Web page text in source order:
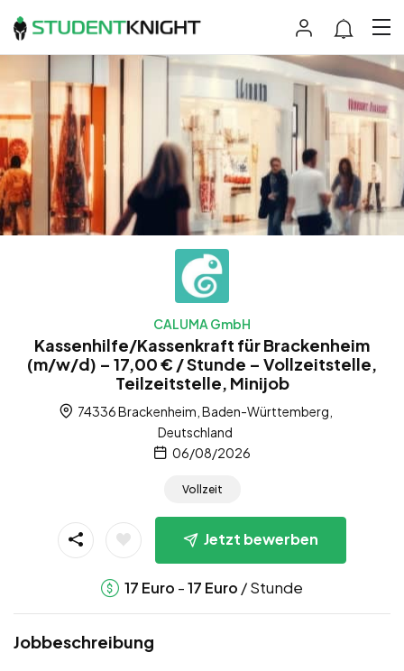
CALUMA GmbH
Kassenhilfe/Kassenkraft für Brackenheim
(m/w/d) – 17,00 € / Stunde – Vollzeitstelle,
Teilzeitstelle, Minijob
74336 Brackenheim, Baden-Württemberg,
Deutschland
06/08/2026
Vollzeit
Jetzt bewerben
17 Euro -17 Euro / Stunde
Jobbeschreibung